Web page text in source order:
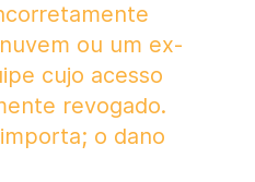
ou um ex-
cujo acesso
revogado.
o dano